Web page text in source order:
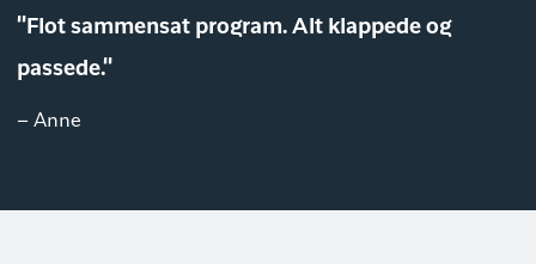
"Flot sammensat program. Alt klappede og
passede."
– Anne